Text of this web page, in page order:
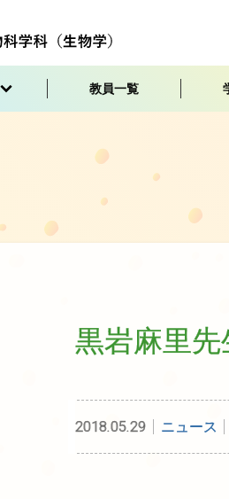
教員一覧
黒岩麻里
2018.05.29 ニュース